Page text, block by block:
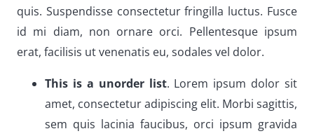
quis. Suspendisse consectetur fringilla luctus. Fusce
id mi diam, non ornare orci. Pellentesque ipsum
erat, facilisis ut venenatis eu, sodales vel dolor.
This is a unorder list. Lorem ipsum dolor sit
amet, consectetur adipiscing elit. Morbi sagittis,
sem quis lacinia faucibus, orci ipsum gravida